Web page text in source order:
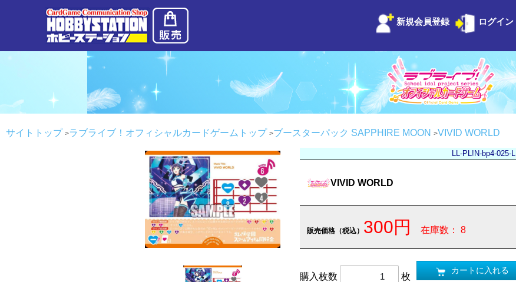
新規会員登録 ログイン
サイトトップ ラブライブ！オフィシャルカードゲームトップ ブースターパック SAPPHIRE MOON VIVID WORLD
LL-PL!N-bp4-025-L
VIVID WORLD
販売価格（税込） 300円 在庫数： 8
購入枚数 枚
カートに入れる